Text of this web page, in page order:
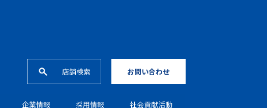
店舗検索 お問い合わせ
企業情報 採⽤情報 社会貢献活動